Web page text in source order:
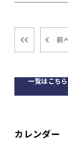
カレンダー
前
一覧はこちら